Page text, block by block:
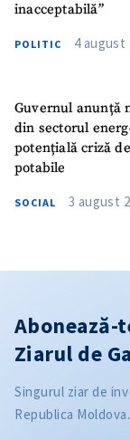
inacceptabilă”
POLITIC 4 august
Guvernul anunță
din sectorul
potențială criză
potabile
SOCIAL 3 august
Abonează-
Ziarul de
Singurul ziar de
Republica